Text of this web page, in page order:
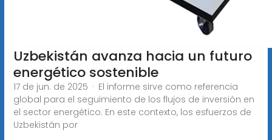
Uzbekistán avanza hacia un futuro
energético sostenible
17 de jun. de 2025 · El informe sirve como referencia
global para el seguimiento de los flujos de inversión en
el sector energético. En este contexto, los esfuerzos de
Uzbekistán por